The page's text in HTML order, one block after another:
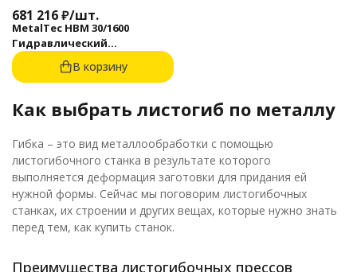
681 216₽/шт.
MetalTec HBM 30/1600
Гидравлический
листогибочный пресс с
контроллером E22
В корзину
Как выбрать листогиб по металлу
Гибка – это вид металлообработки с помощью
листогибочного станка в результате которого
выполняется деформация заготовки для придания ей
нужной формы. Сейчас мы поговорим листогибочных
станках, их строении и других вещах, которые нужно знать
перед тем, как купить станок.
Преимущества листогибочных прессов